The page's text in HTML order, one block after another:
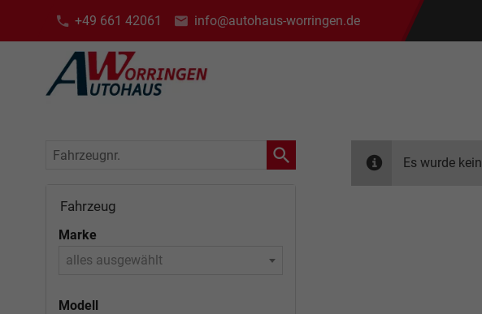
+49 661 42061 info@autohaus-worringen.de
Es wurde
Fahrzeugnr.
Fahrzeug
Marke
alles ausgewählt
Modell